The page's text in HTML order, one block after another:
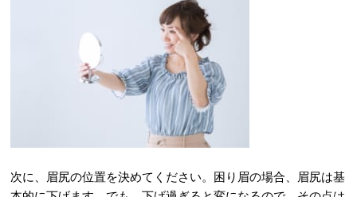
次に、眉尻の位置を決めてください。困り眉の場合、眉尻は基